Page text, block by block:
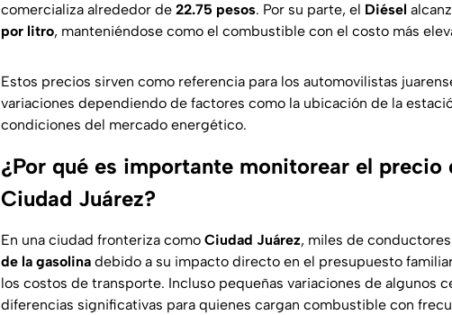
comercializa alrededor de 22.75 pesos. Por su parte, el Diésel
por litro, manteniéndose como el combustible con el costo más
Estos precios sirven como referencia para los automovilistas
variaciones dependiendo de factores como la ubicación de la
condiciones del mercado energético.
¿Por qué es importante monitorear el precio
Ciudad Juárez?
En una ciudad fronteriza como Ciudad Juárez, miles de
de la gasolina debido a su impacto directo en el presupuesto
los costos de transporte. Incluso pequeñas variaciones de algunos
diferencias significativas para quienes cargan combustible con